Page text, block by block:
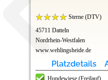
Sterne (DTV)
45711 Datteln
Nordrhein-Westfalen
www.wehlingsheide.de
Platzdetails
Hundewiese (Freilauf)